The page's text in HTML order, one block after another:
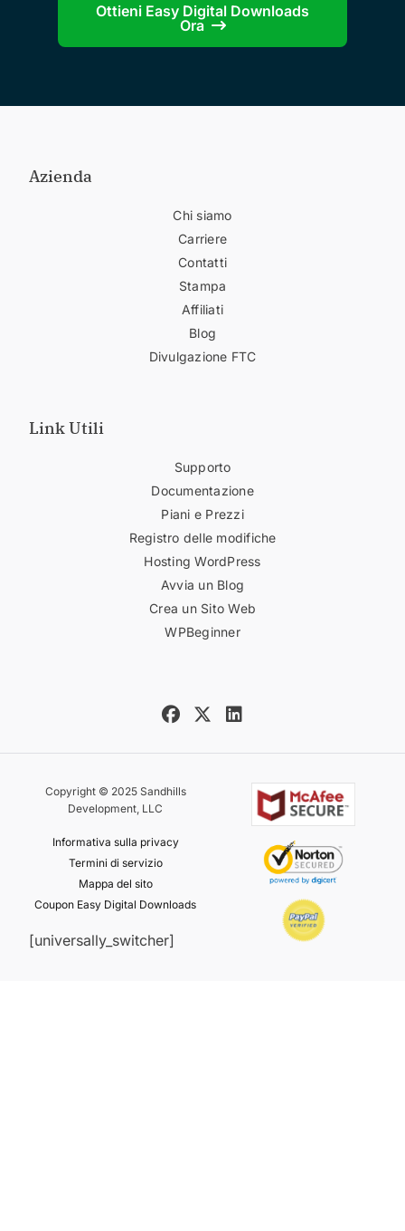
Ottieni Easy Digital Downloads
Ora
Azienda
Chi siamo
Carriere
Contatti
Stampa
Affiliati
Blog
Divulgazione FTC
Link Utili
Supporto
Documentazione
Piani e Prezzi
Registro delle modifiche
Hosting WordPress
Avvia un Blog
Crea un Sito Web
WPBeginner
Copyright © 2025 Sandhills
Development, LLC
Informativa sulla privacy
Termini di servizio
Mappa del sito
Coupon Easy Digital Downloads
[universally_switcher]